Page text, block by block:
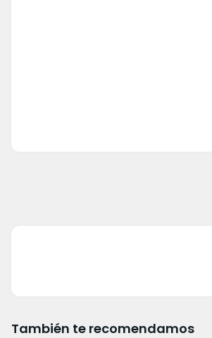
También te recomendamos